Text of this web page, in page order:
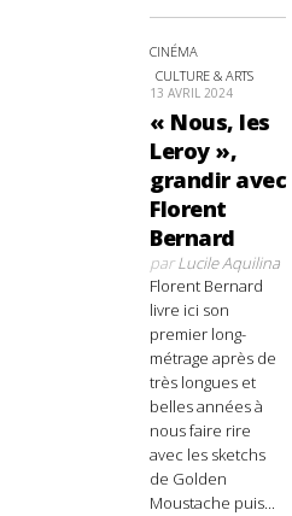
CINÉMA
CULTURE & ARTS
13 AVRIL 2024
« Nous, les
Leroy »,
grandir avec
Florent
Bernard
parLucile Aquilina
Florent Bernard
livre ici son
premier long-
métrage après de
très longues et
belles années à
nous faire rire
avec les sketchs
de Golden
Moustache puis...